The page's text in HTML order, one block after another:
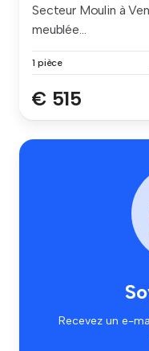
Secteur Moulin à
meublée...
1 pièce
€ 515
Recevez un e-